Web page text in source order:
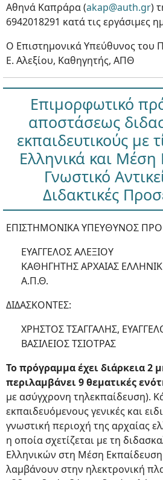
Αθηνά Καπράρα (akap@auth.gr)
6942018291 κατά τις εργάσιμες
O Επιστημονικά Υπεύθυνος του
Ε. Αλεξίου, Καθηγητής, ΑΠΘ
Επιμορφωτικό
αποστάσεως
εκπαιδευτικούς με
Ελληνικά και Μέση
Γνωστικό
Διδακτικές
ΕΠΙΣΤΗΜΟΝΙΚΑ ΥΠΕΥΘΥΝΟΣ
ΕΥΑΓΓΕΛΟΣ ΑΛΕΞΙΟΥ
ΚΑΘΗΓΗΤΗΣ ΑΡΧΑΙΑΣ
Α.Π.Θ.
ΔΙΔΑΣΚΟΝΤΕΣ:
ΧΡΗΣΤΟΣ ΤΣΑΓΓΑΛΗΣ,
ΒΑΣΙΛΕΙΟΣ ΤΣΙΟΤΡΑΣ
Το πρόγραμμα έχει διάρκεια 2
περιλαμβάνει 9 θεματικές
με ασύγχρονη τηλεκπαίδευση).
εκπαιδευόμενους γενικές και
γνωστική περιοχή της αρχαίας
η οποία σχετίζεται με τη
Ελληνικών στη Μέση
λαμβάνουν στην ηλεκτρονική